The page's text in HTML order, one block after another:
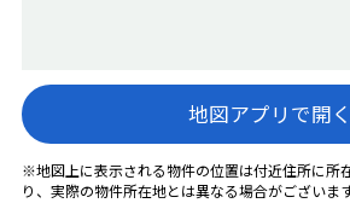
地図アプリで開く
※地図上に表示される物件の位置は付近住所に所
り、実際の物件所在地とは異なる場合がございます